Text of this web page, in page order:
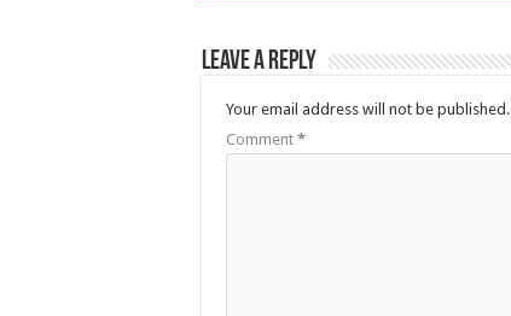
Leave a Reply
Your email address will not be published.
Comment *